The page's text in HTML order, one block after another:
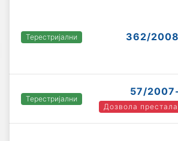
Терестријални 362/
Терестријални
57/
Дозвола